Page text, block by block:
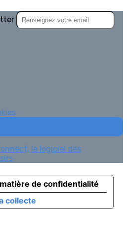
le logiciel des
collecte
de confidentialité